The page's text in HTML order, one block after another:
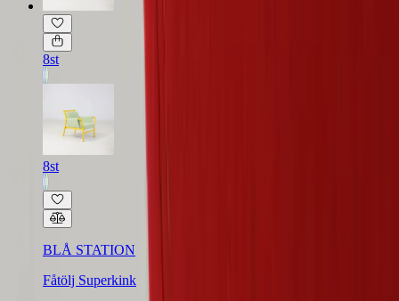
8st
8st
BLÅ STATION
Fåtölj Superkink